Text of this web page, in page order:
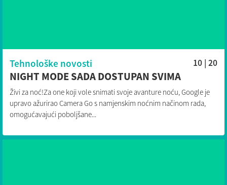
Tehnološke novosti 10 | 20
NIGHT MODE SADA DOSTUPAN SVIMA
Živi za noć!Za one koji vole snimati svoje avanture noću, Google je
upravo ažurirao Camera Go s namjenskim noćnim načinom rada,
omogućavajući poboljšane...